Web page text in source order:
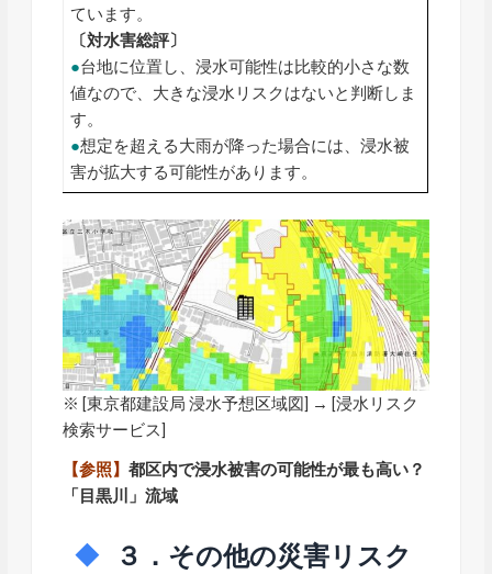
ています。
〔対水害総評〕
●台地に位置し、浸水可能性は比較的小さな数
値なので、大きな浸水リスクはないと判断しま
す。
●想定を超える大雨が降った場合には、浸水被
害が拡大する可能性があります。
※ [東京都建設局 浸水予想区域図
] → [浸水リスク
検索サービス]
【参照】都区内で浸水被害の可能性が最も高い？
「目黒川」流域
３．その他の災害リスク